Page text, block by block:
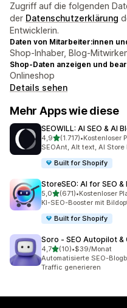
Zugriff auf die folgenden
der Datenschutzerklärung
Entwicklerin.
Daten von Mitarbeiter:innen
Shop-Inhaber, Blog-
Shop-Daten anzeigen und
Onlineshop
Details sehen
Mehr Apps wie diese
SEOWILL: AI SEO & AI
4,9von 5 Sternen
(1.717)
1717 Rezensionen
•Kostenloser
SEOAnt, Alt text, AI Store
Built for Shopify
StoreSEO: AI for SEO &
5,0von 5 Sternen
(671)
671 Rezensionen
•Kostenloser
KI-SEO-Booster mit
Built for Shopify
Soro ‑ SEO Autopilot &
4,7von 5 Sternen
(10)
10 Rezensionen insgesamt
•$39/Monat
Automatisierte SEO-
Traffic generieren